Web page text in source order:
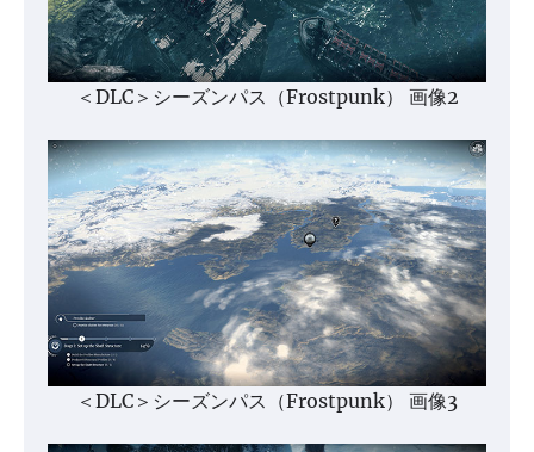
＜DLC＞シーズンパス（Frostpunk） 画像2
＜DLC＞シーズンパス（Frostpunk） 画像3